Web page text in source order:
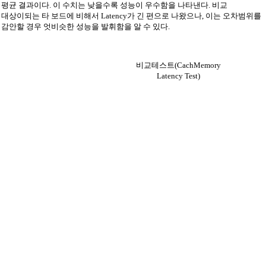
평균 결과이다. 이 수치는 낮을수록 성능이 우수함을 나타낸다. 비교
대상이되는 타 보드에 비해서 Latency가 긴 편으로 나왔으나, 이는 오차범위를
감안할 경우 엇비슷한 성능을 발휘함을 알 수 있다.
비교테스트(CachMemory
Latency Test)